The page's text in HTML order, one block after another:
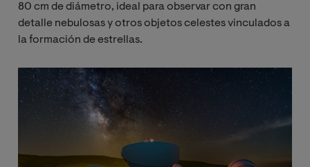
80 cm de diámetro, ideal para observar con gran
detalle nebulosas y otros objetos celestes vinculados a
la formación de estrellas.
Image